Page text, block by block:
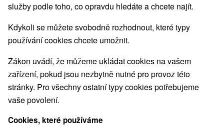
Nejprodávanější
1.
služby podle toho, co opravdu hledáte a chcete najít.
Kdykoli se můžete svobodně rozhodnout, které typy
používání cookies chcete umožnit.
Zákon uvádí, že můžeme ukládat cookies na vašem
zařízení, pokud jsou nezbytně nutné pro provoz této
stránky. Pro všechny ostatní typy cookies potřebujeme
vaše povolení.
Cookies, které používáme